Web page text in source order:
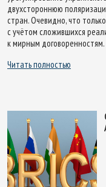
двухстороннюю
стран. Очевидно, что
с учётом сложившихся
к мирным договоренностям.
Читать полностью